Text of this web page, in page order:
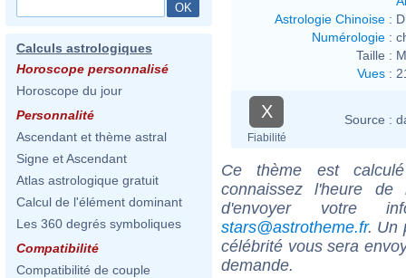
Calculs astrologiques
Horoscope personnalisé
Horoscope du jour
Personnalité
Ascendant et thème astral
Signe et Ascendant
Atlas astrologique gratuit
Calcul de l'élément dominant
Les 360 degrés symboliques
Compatibilité
Compatibilité de couple
Astrologie Chinoise :
Numérologie :
Taille :
Vues :
X
Fiabilité
Source :
Ce thème est
connaissez l'heure de
d'envoyer votre
stars@astrotheme.fr. Un
célébrité vous sera
demande.